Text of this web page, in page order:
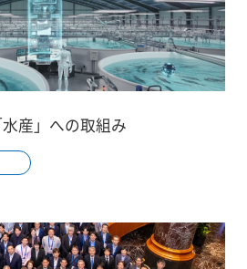
産」への取組み